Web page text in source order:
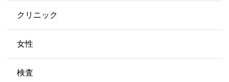
クリニック
女性
検査